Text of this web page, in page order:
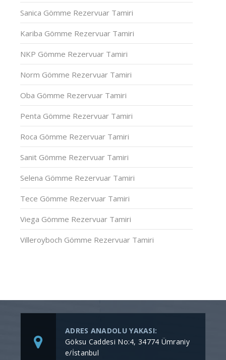
Sanica Gömme Rezervuar Tamiri
Kariba Gömme Rezervuar Tamiri
NKP Gömme Rezervuar Tamiri
Norm Gömme Rezervuar Tamiri
Oba Gömme Rezervuar Tamiri
Penta Gömme Rezervuar Tamiri
Roca Gömme Rezervuar Tamiri
Sanit Gömme Rezervuar Tamiri
Selena Gömme Rezervuar Tamiri
Tece Gömme Rezervuar Tamiri
Viega Gömme Rezervuar Tamiri
Villeroyboch Gömme Rezervuar Tamiri
ADRES ANADOLU YAKASI:
Göksu Caddesi No:4, 34774 Ümraniy
e/İstanbul